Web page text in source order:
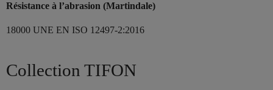
Résistance à l’abrasion (Martindale)
18000 UNE EN ISO 12497-2:2016
Collection TIFON